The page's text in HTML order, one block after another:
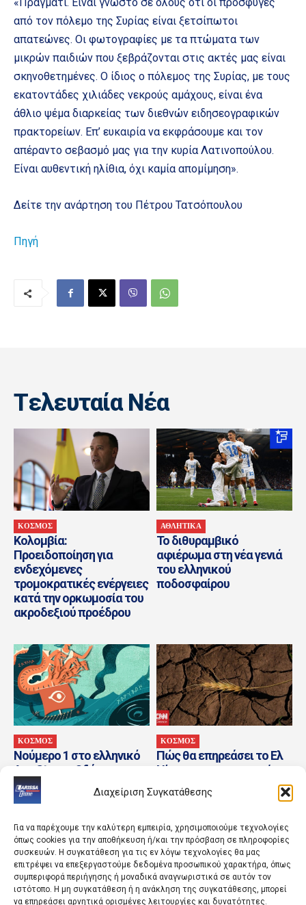
Διαχείριση Συγκατάθεσης
Για να παρέχουμε την καλύτερη εμπειρία, χρησιμοποιούμε τεχνολογίες
όπως cookies για την αποθήκευση ή/και την πρόσβαση σε πληροφορίες
συσκευών. Η συγκατάθεση για τις εν λόγω τεχνολογίες θα μας
επιτρέψει να επεξεργαστούμε δεδομένα προσωπικού χαρακτήρα, όπως
συμπεριφορά περιήγησης ή μοναδικά αναγνωριστικά σε αυτόν τον
ιστότοπο. Η μη συγκατάθεση ή η ανάκληση της συγκατάθεσης, μπορεί
να επηρεάσει αρνητικά ορισμένες λειτουργίες και δυνατότητες.
από τον πόλεμο της Συρίας είναι ξετσίπωτοι
απατεώνες. Οι φωτογραφίες με τα πτώματα των
μικρών παιδιών που ξεβράζονται στις ακτές μας είναι
σκηνοθετημένες. Ο ίδιος ο πόλεμος της Συρίας, με τους
εκατοντάδες χιλιάδες νεκρούς αμάχους, είναι ένα
άθλιο ψέμα διαρκείας των διεθνών ειδησεογραφικών
πρακτορείων. Επ’ ευκαιρία να εκφράσουμε και τον
απέραντο σεβασμό μας για την κυρία Λατινοπούλου.
Είναι αυθεντική ηλίθια, όχι καμία απομίμηση».
Δείτε την ανάρτηση του Πέτρου Τατσόπουλου
Πηγή
Tελευταία Nέα
ΚΟΣΜΟΣ
Κολομβία:
Προειδοποίηση για
ενδεχόμενες
τρομοκρατικές ενέργειες
κατά την ορκωμοσία του
ακροδεξιού προέδρου
ΑΘΛΗΤΙΚΑ
Το διθυραμβικό
αφιέρωμα στη νέα γενιά
του ελληνικού
ποδοσφαίρου
ΚΟΣΜΟΣ
Νούμερο 1 στο ελληνικό
App Store η Οδύσσεια του
Ομήρου του Διαμαντή
Καραναστάση
ΚΟΣΜΟΣ
Πώς θα επηρεάσει το Ελ
Νίνιο την επισιτιστική
ασφάλεια – Σχεδόν 49
εκατ. άνθρωποι...